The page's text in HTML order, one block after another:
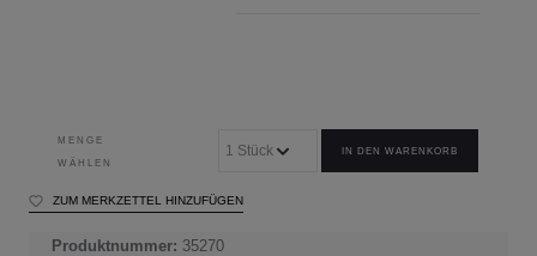
MENGE
WÄHLEN
IN DEN WARENKORB
ZUM MERKZETTEL HINZUFÜGEN
Produktnummer: 35270